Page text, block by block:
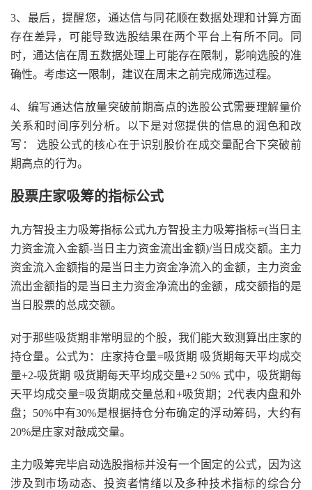
3、最后，提醒您，通达信与同花顺在数据处理和计算方面
存在差异，可能导致选股结果在两个平台上有所不同。同
时，通达信在周五数据处理上可能存在限制，影响选股的准
确性。考虑这一限制，建议在周末之前完成筛选过程。
4、编写通达信放量突破前期高点的选股公式需要理解量价
关系和时间序列分析。以下是对您提供的信息的润色和改
写： 选股公式的核心在于识别股价在成交量配合下突破前
期高点的行为。
股票庄家吸筹的指标公式
九方智投主力吸筹指标公式九方智投主力吸筹指标=(当日主
力资金流入金额-当日主力资金流出金额)/当日成交额。主力
资金流入金额指的是当日主力资金净流入的金额，主力资金
流出金额指的是当日主力资金净流出的金额，成交额指的是
当日股票的总成交额。
对于那些吸货期非常明显的个股，我们能大致测算出庄家的
持仓量。公式为：庄家持仓量=吸货期 吸货期每天平均成交
量+2-吸货期 吸货期每天平均成交量+2 50% 式中，吸货期每
天平均成交量=吸货期成交量总和+吸货期；2代表内盘和外
盘；50%中有30%是根据持仓分布确定的浮动筹码，大约有
20%是庄家对敲成交量。
主力吸筹完毕启动选股指标并没有一个固定的公式，因为这
涉及到市场动态、投资者情绪以及多种技术指标的综合分